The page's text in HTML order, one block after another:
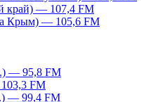
край) — 107,4 FM
Крым) — 105,6 FM
— 95,8 FM
FM
— 99,4 FM